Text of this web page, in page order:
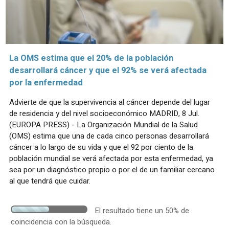
La OMS estima que el 20% de la población
desarrollará cáncer y que el 92% se verá afectada
por la enfermedad
Advierte de que la supervivencia al cáncer depende del lugar
de residencia y del nivel socioeconómico MADRID, 8 Jul.
(EUROPA PRESS) - La Organización Mundial de la Salud
(OMS) estima que una de cada cinco personas desarrollará
cáncer a lo largo de su vida y que el 92 por ciento de la
población mundial se verá afectada por esta enfermedad, ya
sea por un diagnóstico propio o por el de un familiar cercano
al que tendrá que cuidar.
El resultado tiene un 50% de
coincidencia con la búsqueda.